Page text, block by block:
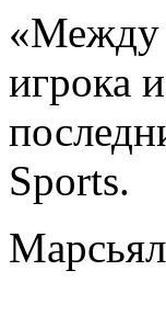
«Между
игрока
Sports.